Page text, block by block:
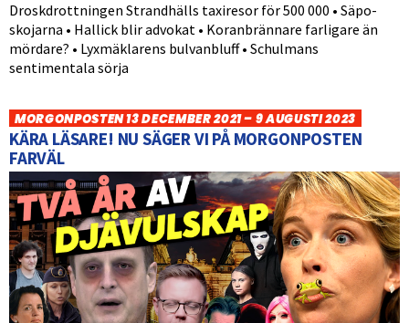
Droskdrottningen Strandhälls taxiresor för 500 000 • Säpo-
skojarna • Hallick blir advokat • Koranbrännare farligare än
mördare? • Lyxmäklarens bulvanbluff • Schulmans
sentimentala sörja
MORGONPOSTEN 13 DECEMBER 2021 – 9 AUGUSTI 2023
KÄRA LÄSARE! NU SÄGER VI PÅ MORGONPOSTEN
FARVÄL